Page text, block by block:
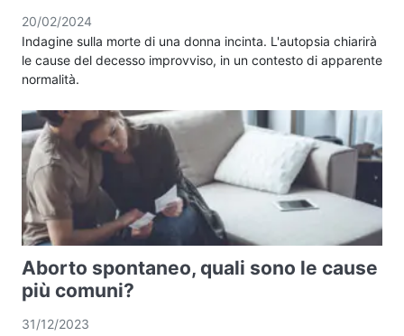
20/02/2024
Indagine sulla morte di una donna incinta. L'autopsia chiarirà
le cause del decesso improvviso, in un contesto di apparente
normalità.
Aborto spontaneo, quali sono le cause
più comuni?
31/12/2023